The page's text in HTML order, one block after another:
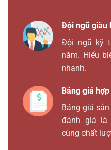
Đội ngũ giàu
Đội ngũ kỹ
năm. Hiểu
nhanh.
Bảng giá
Bảng giá
đánh giá là
cùng chất